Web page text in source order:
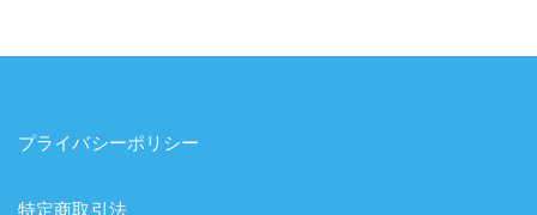
プライバシーポリシー
特定商取引法